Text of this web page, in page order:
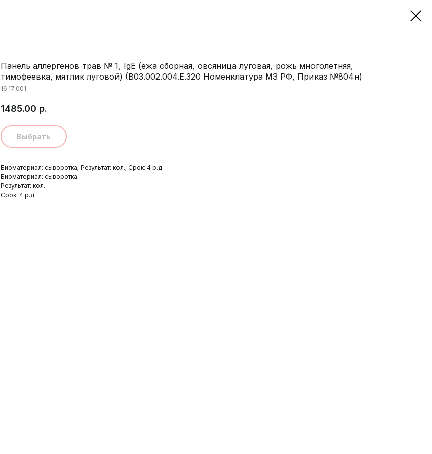
Панель аллергенов трав № 1, IgE (ежа сборная, овсяница луговая, рожь многолетняя,
тимофеевка, мятлик луговой) (B03.002.004.Е.320 Номенклатура МЗ РФ, Приказ №804н)
16.17.001
1485.00 р.
Выбрать
Биоматериал: сыворотка; Результат: кол.; Срок: 4 р.д.
Биоматериал: сыворотка
Результат: кол.
Срок: 4 р.д.